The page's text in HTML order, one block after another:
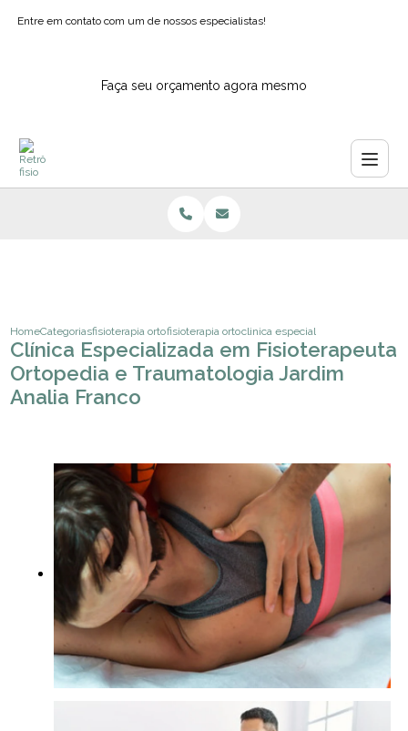
Entre em contato com um de nossos especialistas!
Faça seu orçamento agora mesmo
HomeCategoriasfisioterapia ortopedicafisioterapia ortopedica domiciliar sao paulo
clinica especializada em
Clínica Especializada em Fisioterapeuta
Ortopedia e Traumatologia Jardim
Analia Franco